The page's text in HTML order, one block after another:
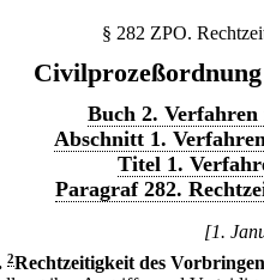
§ 282 ZPO.
Buch 2. Verfahren
Abschnitt 1.
Titel 1.
Paragraf 282.
[1.
2Rechtzeitigkeit des